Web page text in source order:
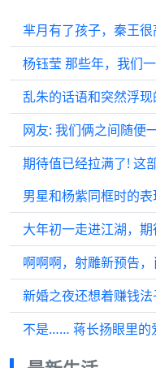
芈月有了孩子，秦王
新婚之夜还想着赚钱